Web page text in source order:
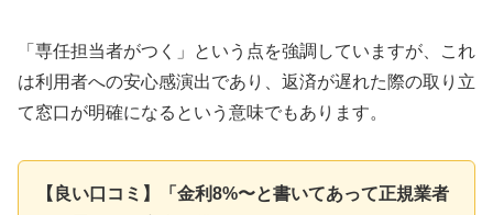
「専任担当者がつく」という点を強調していますが、これ
は利用者への安心感演出であり、返済が遅れた際の取り立
て窓口が明確になるという意味でもあります。
【良い口コミ】「金利8%〜と書いてあって正規業者